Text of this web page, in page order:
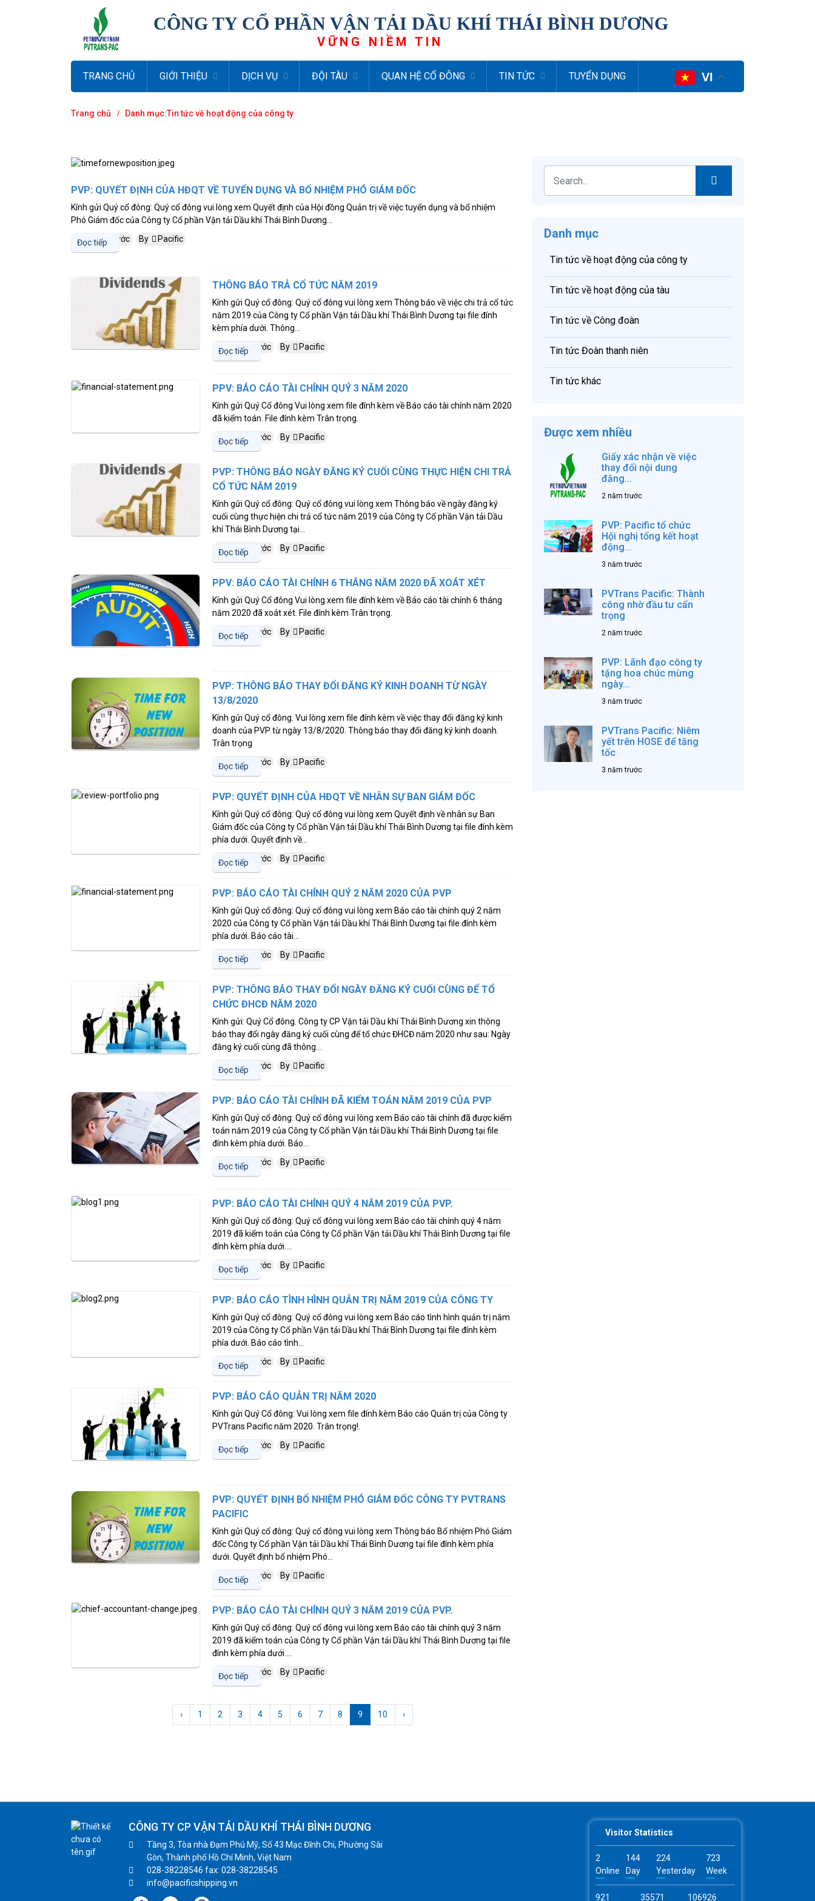
CÔNG TY CỔ PHẦN VẬN TẢI DẦU KHÍ THÁI BÌNH DƯƠNG
VỮNG NIỀM TIN
VI
TRANG CHỦ GIỚI THIỆU DỊCH VỤ ĐỘI TÀU QUAN HỆ CỔ ĐÔNG TIN TỨC TUYỂN DỤNG
Trang chủ Danh mục:Tin tức về hoạt động của công ty
5 năm trước By Pacific
PVP: QUYẾT ĐỊNH CỦA HĐQT VỀ TUYỂN DỤNG VÀ BỔ NHIỆM PHÓ GIÁM ĐỐC
Kính gửi Quý cổ đông: Quý cổ đông vui lòng xem Quyết định của Hội đồng Quản trị về việc tuyển dụng và bổ nhiệm
Phó Giám đốc của Công ty Cổ phần Vận tải Dầu khí Thái Bình Dương...
Đọc tiếp
5 năm trước By Pacific
THÔNG BÁO TRẢ CỔ TỨC NĂM 2019
Kính gửi Quý cổ đông: Quý cổ đông vui lòng xem Thông báo về việc chi trả cổ tức
năm 2019 của Công ty Cổ phần Vận tải Dầu khí Thái Bình Dương tại file đính
kèm phía dưới. Thông...
Đọc tiếp
5 năm trước By Pacific
PPV: BÁO CÁO TÀI CHÍNH QUÝ 3 NĂM 2020
Kính gửi Quý Cổ đông Vui lòng xem file đính kèm về Báo cáo tài chính năm 2020
đã kiểm toán. File đính kèm Trân trọng.
Đọc tiếp
5 năm trước By Pacific
PVP: THÔNG BÁO NGÀY ĐĂNG KÝ CUỐI CÙNG THỰC HIỆN CHI TRẢ
CỔ TỨC NĂM 2019
Kính gửi Quý cổ đông: Quý cổ đông vui lòng xem Thông báo về ngày đăng ký
cuối cùng thực hiện chi trả cổ tức năm 2019 của Công ty Cổ phần Vận tải Dầu
khí Thái Bình Dương tại...
Đọc tiếp
5 năm trước By Pacific
PPV: BÁO CÁO TÀI CHÍNH 6 THÁNG NĂM 2020 ĐÃ XOÁT XÉT
Kính gửi Quý Cổ đông Vui lòng xem file đính kèm về Báo cáo tài chính 6 tháng
năm 2020 đã xoát xét. File đính kèm Trân trọng.
Đọc tiếp
5 năm trước By Pacific
PVP: THÔNG BÁO THAY ĐỔI ĐĂNG KÝ KINH DOANH TỪ NGÀY
13/8/2020
Kính gửi Quý cổ đông. Vui lòng xem file đính kèm về việc thay đổi đăng ký kinh
doanh của PVP từ ngày 13/8/2020. Thông báo thay đổi đăng ký kinh doanh.
Trân trọng
Đọc tiếp
6 năm trước By Pacific
PVP: QUYẾT ĐỊNH CỦA HĐQT VỀ NHÂN SỰ BAN GIÁM ĐỐC
Kính gửi Quý cổ đông: Quý cổ đông vui lòng xem Quyết định về nhân sự Ban
Giám đốc của Công ty Cổ phần Vận tải Dầu khí Thái Bình Dương tại file đính kèm
phía dưới. Quyết định về...
Đọc tiếp
6 năm trước By Pacific
PVP: BÁO CÁO TÀI CHÍNH QUÝ 2 NĂM 2020 CỦA PVP
Kính gửi Quý cổ đông: Quý cổ đông vui lòng xem Báo cáo tài chính quý 2 năm
2020 của Công ty Cổ phần Vận tải Dầu khí Thái Bình Dương tại file đính kèm
phía dưới. Báo cáo tài...
Đọc tiếp
6 năm trước By Pacific
PVP: THÔNG BÁO THAY ĐỔI NGÀY ĐĂNG KÝ CUỐI CÙNG ĐỂ TỔ
CHỨC ĐHCĐ NĂM 2020
Kính gửi: Quý Cổ đông. Công ty CP Vận tải Dầu khí Thái Bình Dương xin thông
báo thay đổi ngày đăng ký cuối cùng để tổ chức ĐHCĐ năm 2020 như sau: Ngày
đăng ký cuối cùng đã thông...
Đọc tiếp
6 năm trước By Pacific
PVP: BÁO CÁO TÀI CHÍNH ĐÃ KIỂM TOÁN NĂM 2019 CỦA PVP
Kính gửi Quý cổ đông: Quý cổ đông vui lòng xem Báo cáo tài chính đã được kiểm
toán năm 2019 của Công ty Cổ phần Vận tải Dầu khí Thái Bình Dương tại file
đính kèm phía dưới. Báo...
Đọc tiếp
6 năm trước By Pacific
PVP: BÁO CÁO TÀI CHÍNH QUÝ 4 NĂM 2019 CỦA PVP.
Kính gửi Quý cổ đông: Quý cổ đông vui lòng xem Báo cáo tài chính quý 4 năm
2019 đã kiểm toán của Công ty Cổ phần Vận tải Dầu khí Thái Bình Dương tại file
đính kèm phía dưới....
Đọc tiếp
6 năm trước By Pacific
PVP: BÁO CÁO TÌNH HÌNH QUẢN TRỊ NĂM 2019 CỦA CÔNG TY
Kính gửi Quý cổ đông: Quý cổ đông vui lòng xem Báo cáo tình hình quản trị năm
2019 của Công ty Cổ phần Vận tải Dầu khí Thái Bình Dương tại file đính kèm
phía dưới. Báo cáo tình...
Đọc tiếp
6 năm trước By Pacific
PVP: BÁO CÁO QUẢN TRỊ NĂM 2020
Kính gửi Quý Cổ đông: Vui lòng xem file đính kèm Báo cáo Quản trị của Công ty
PVTrans Pacific năm 2020. Trân trọng!.
Đọc tiếp
6 năm trước By Pacific
PVP: QUYẾT ĐỊNH BỔ NHIỆM PHÓ GIÁM ĐỐC CÔNG TY PVTRANS
PACIFIC
Kính gửi Quý cổ đông: Quý cổ đông vui lòng xem Thông báo Bổ nhiệm Phó Giám
đốc Công ty Cổ phần Vận tải Dầu khí Thái Bình Dương tại file đính kèm phía
dưới. Quyết định bổ nhiệm Phó...
Đọc tiếp
6 năm trước By Pacific
PVP: BÁO CÁO TÀI CHÍNH QUÝ 3 NĂM 2019 CỦA PVP.
Kính gửi Quý cổ đông: Quý cổ đông vui lòng xem Báo cáo tài chính quý 3 năm
2019 đã kiểm toán của Công ty Cổ phần Vận tải Dầu khí Thái Bình Dương tại file
đính kèm phía dưới....
Đọc tiếp
‹ 1 2 3 4 5 6 7 8 9 10 ›
Danh mục
Tin tức về hoạt động của công ty
Tin tức về hoạt động của tàu
Tin tức về Công đoàn
Tin tức Đoàn thanh niên
Tin tức khác
Được xem nhiều
Giấy xác nhận về việc
thay đổi nội dung
đăng...
2 năm trước
PVP: Pacific tổ chức
Hội nghị tổng kết hoạt
động...
3 năm trước
PVTrans Pacific: Thành
công nhờ đầu tư cẩn
trọng
2 năm trước
PVP: Lãnh đạo công ty
tặng hoa chúc mừng
ngày...
3 năm trước
PVTrans Pacific: Niêm
yết trên HOSE để tăng
tốc
3 năm trước
CÔNG TY CP VẬN TẢI DẦU KHÍ THÁI BÌNH DƯƠNG
Tầng 3, Tòa nhà Đạm Phú Mỹ, Số 43 Mạc Đĩnh Chi, Phường Sài
Gòn, Thành phố Hồ Chí Minh, Việt Nam
028-38228546 fax: 028-38228545
info@pacificshipping.vn
Visitor Statistics
2
Online
144
Day
224
Yesterday
723
Week
921 35571 106926